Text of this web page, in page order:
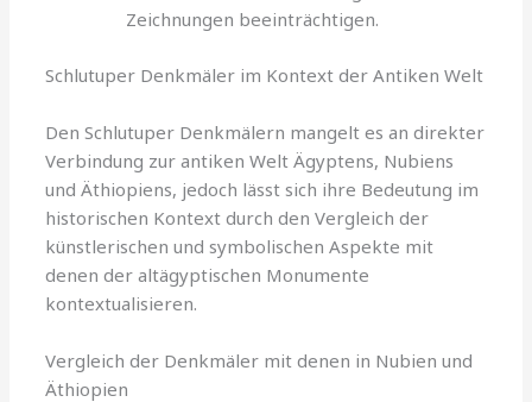
Zeichnungen beeinträchtigen.
Schlutuper Denkmäler im Kontext der Antiken Welt
Den Schlutuper Denkmälern mangelt es an direkter
Verbindung zur antiken Welt Ägyptens, Nubiens
und Äthiopiens, jedoch lässt sich ihre Bedeutung im
historischen Kontext durch den Vergleich der
künstlerischen und symbolischen Aspekte mit
denen der altägyptischen Monumente
kontextualisieren.
Vergleich der Denkmäler mit denen in Nubien und
Äthiopien